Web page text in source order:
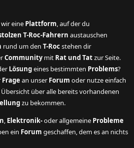
eine Plattform, auf der du
T-Roc-Fahrern austauschen
rund um den T-Rocstehen dir
Communitymit Rat und Tatzur Seite.
Lösungeines bestimmten Problems?
Frage an unser Forum oder nutze einfach
Übersicht über alle bereits vorhandenen
zu bekommen.
, Elektronik-oder allgemeine Probleme
ein Forum geschaffen, dem es an nichts